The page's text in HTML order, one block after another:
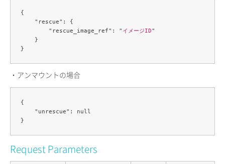
{
    "rescue": {
        "rescue_image_ref": "
イメージID"
    }
・アンマウントの場合
{
    "unrescue": null
Request Parameters